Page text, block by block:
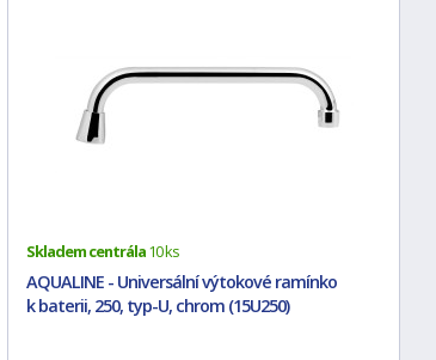
Skladem centrála10 ks
AQUALINE - Universální výtokové ramínko
k baterii, 250, typ-U, chrom (15U250)